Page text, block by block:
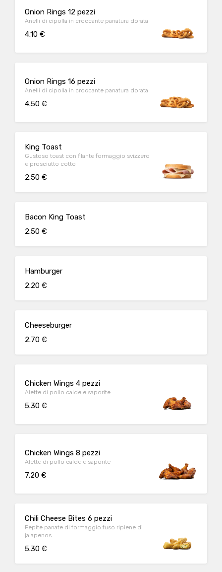
Onion Rings 12 pezzi
Anelli di cipolla in croccante panatura dorata
4.10 €
Onion Rings 16 pezzi
Anelli di cipolla in croccante panatura dorata
4.50 €
King Toast
Gustoso toast con filante formaggio svizzero
e prosciutto cotto
2.50 €
Bacon King Toast
2.50 €
Hamburger
2.20 €
Cheeseburger
2.70 €
Chicken Wings 4 pezzi
Alette di pollo calde e saporite
5.30 €
Chicken Wings 8 pezzi
Alette di pollo calde e saporite
7.20 €
Chili Cheese Bites 6 pezzi
Pepite panate di formaggio fuso ripiene di
jalapenos
5.30 €